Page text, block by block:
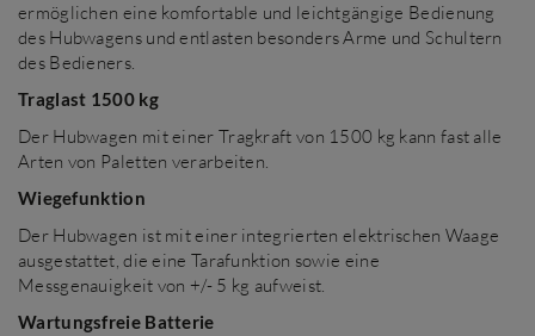
ermöglichen eine komfortable und leichtgängige Bedienung
des Hubwagens und entlasten besonders Arme und Schultern
des Bedieners.
Traglast 1500 kg
Der Hubwagen mit einer Tragkraft von 1500 kg kann fast alle
Arten von Paletten verarbeiten.
Wiegefunktion
Der Hubwagen ist mit einer integrierten elektrischen Waage
ausgestattet, die eine Tarafunktion sowie eine
Messgenauigkeit von +/- 5 kg aufweist.
Wartungsfreie Batterie